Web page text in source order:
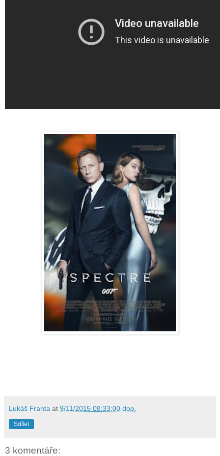
Lukáš Franta at 9/11/2015 08:33:00 dop.
Sdílet
3 komentáře: